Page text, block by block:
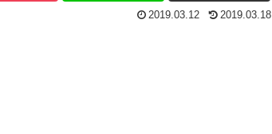
2019.03.12
2019.03.18